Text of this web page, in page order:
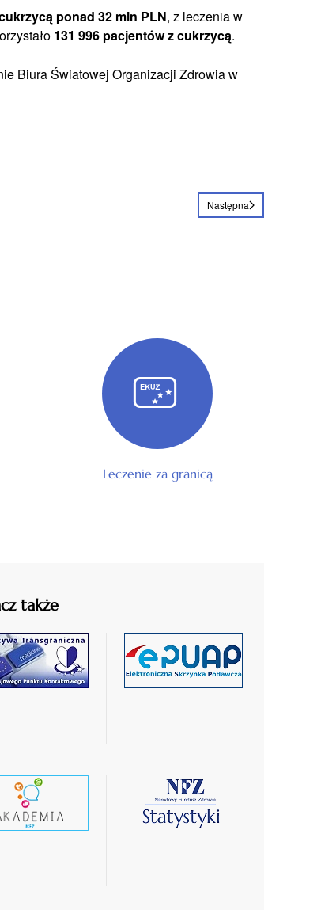
ponad 32 mln PLN, z leczenia w
131 996 pacjentów z cukrzycą.
Biura Światowej Organizacji Zdrowia w
Następna
Leczenie za granicą
także
czytaj
czytaj
czytaj
czytaj